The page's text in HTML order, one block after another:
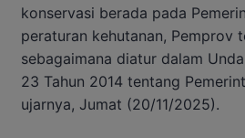
konservasi berada pada
peraturan kehutanan, Pemprov
sebagaimana diatur dalam
23 Tahun 2014 tentang
ujarnya, Jumat (20/11/2025).